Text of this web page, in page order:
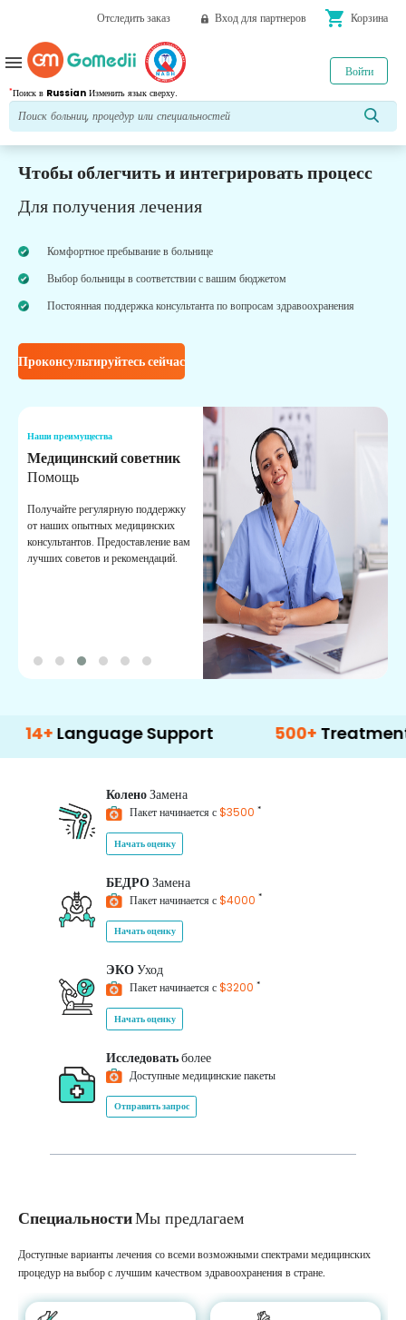
Отследить заказ Вход для партнеров shopping_cart Корзина
*Поиск в Russian Изменить язык сверху.
Войти
menu
Чтобы облегчить и интегрировать процесс
Для получения лечения
Комфортное пребывание в больнице
Выбор больницы в соответствии с вашим бюджетом
Постоянная поддержка консультанта по вопросам здравоохранения
Проконсультируйтесь сейчас
Наши преимущества
Медицинский советник
Помощь
Получайте регулярную поддержку
от наших опытных медицинских
консультантов. Предоставление вам
лучших советов и рекомендаций.
Support 500+ Treatment
КоленоЗамена
Пакет начинается с$3500 *
Начать оценку
БЕДРОЗамена
Пакет начинается с$4000 *
Начать оценку
ЭКОУход
Пакет начинается с$3200 *
Начать оценку
Исследоватьболее
Доступные медицинские пакеты
Отправить запрос
СпециальностиМы предлагаем
Доступные варианты лечения со всеми возможными спектрами медицинских
процедур на выбор с лучшим качеством здравоохранения в стране.